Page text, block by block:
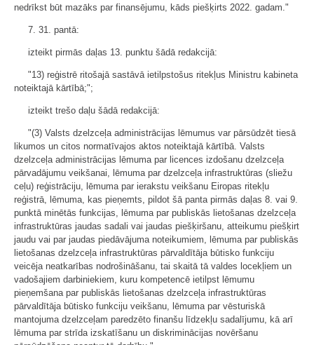
nedrīkst būt mazāks par finansējumu, kāds piešķirts 2022. gadam."
7. 31. pantā:
izteikt pirmās daļas 13. punktu šādā redakcijā:
"13) reģistrē ritošajā sastāvā ietilpstošus ritekļus Ministru kabineta
noteiktajā kārtībā;";
izteikt trešo daļu šādā redakcijā:
"(3) Valsts dzelzceļa administrācijas lēmumus var pārsūdzēt tiesā
likumos un citos normatīvajos aktos noteiktajā kārtībā. Valsts
dzelzceļa administrācijas lēmuma par licences izdošanu dzelzceļa
pārvadājumu veikšanai, lēmuma par dzelzceļa infrastruktūras (sliežu
ceļu) reģistrāciju, lēmuma par ierakstu veikšanu Eiropas ritekļu
reģistrā, lēmuma, kas pieņemts, pildot šā panta pirmās daļas 8. vai 9.
punktā minētās funkcijas, lēmuma par publiskās lietošanas dzelzceļa
infrastruktūras jaudas sadali vai jaudas piešķiršanu, atteikumu piešķirt
jaudu vai par jaudas piedāvājuma noteikumiem, lēmuma par publiskās
lietošanas dzelzceļa infrastruktūras pārvaldītāja būtisko funkciju
veicēja neatkarības nodrošināšanu, tai skaitā tā valdes locekļiem un
vadošajiem darbiniekiem, kuru kompetencē ietilpst lēmumu
pieņemšana par publiskās lietošanas dzelzceļa infrastruktūras
pārvaldītāja būtisko funkciju veikšanu, lēmuma par vēsturiskā
mantojuma dzelzceļam paredzēto finanšu līdzekļu sadalījumu, kā arī
lēmuma par strīda izskatīšanu un diskriminācijas novēršanu